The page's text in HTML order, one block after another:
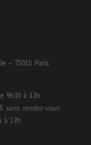
– 75015 Paris
9h30 à 13h
sans rendez-vous
à 17h